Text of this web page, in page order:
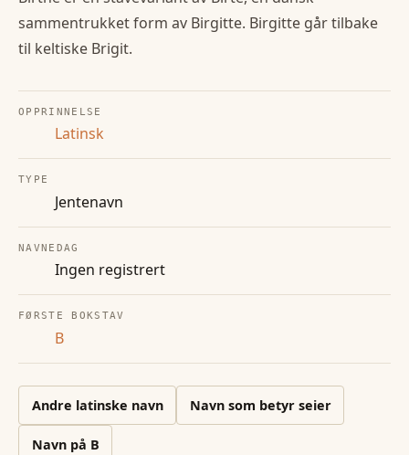
sammentrukket form av Birgitte. Birgitte går tilbake
til keltiske Brigit.
OPPRINNELSE
Latinsk
TYPE
Jentenavn
NAVNEDAG
Ingen registrert
FØRSTE BOKSTAV
B
Andre latinske navn Navn som betyr seier
Navn på B